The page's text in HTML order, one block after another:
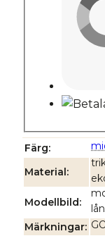
Färg
Material
Modellbild
Märkningar